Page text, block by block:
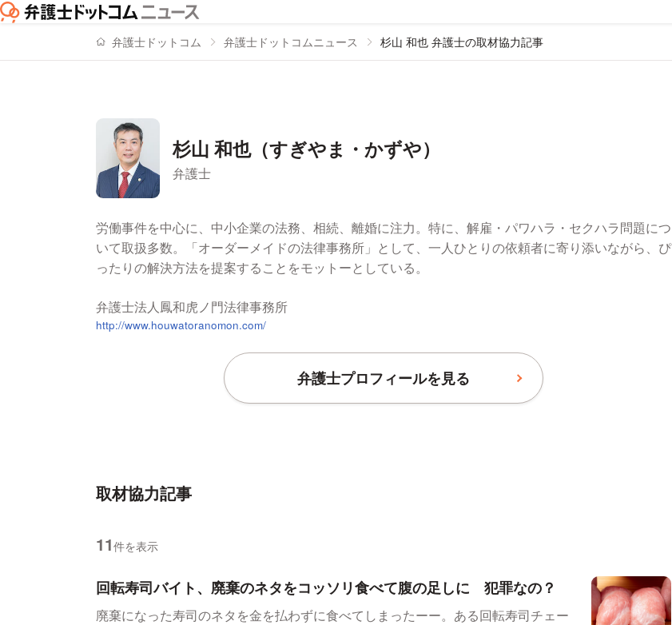
弁護士ドットコム 弁護士ドットコムニュース 杉山 和也 弁護士の取材協力記事
杉山 和也（すぎやま・かずや）
弁護士
労働事件を中心に、中小企業の法務、相続、離婚に注力。特に、解雇・パワハラ・セクハラ問題につ
いて取扱多数。「オーダーメイドの法律事務所」として、一人ひとりの依頼者に寄り添いながら、ぴ
ったりの解決方法を提案することをモットーとしている。
弁護士法人鳳和虎ノ門法律事務所
http://www.houwatoranomon.com/
弁護士プロフィールを見る
取材協力記事
11件を表示
回転寿司バイト、廃棄のネタをコッソリ食べて腹の足しに 犯罪なの？
廃棄になった寿司のネタを金を払わずに食べてしまったーー。ある回転寿司チェー